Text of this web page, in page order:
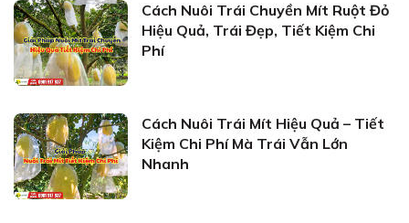
Cách Nuôi Trái Chuyền Mít Ruột Đỏ
Hiệu Quả, Trái Đẹp, Tiết Kiệm Chi
Phí
Cách Nuôi Trái Mít Hiệu Quả – Tiết
Kiệm Chi Phí Mà Trái Vẫn Lớn
Nhanh